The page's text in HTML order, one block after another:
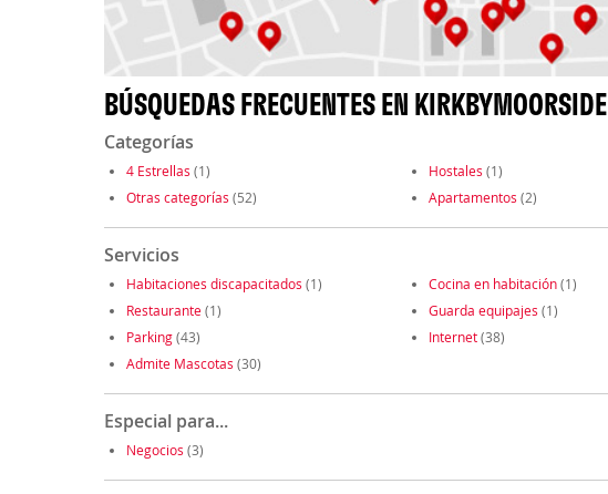
BÚSQUEDAS FRECUENTES EN KIRKBYMOORSIDE
Categorías
4 Estrellas (1) Hostales (1)
Otras categorías (52) Apartamentos (2)
Servicios
Habitaciones discapacitados (1) Cocina en habitación(1)
Restaurante(1) Guarda equipajes (1)
Parking(43) Internet(38)
Admite Mascotas (30)
Especial para...
Negocios (3)